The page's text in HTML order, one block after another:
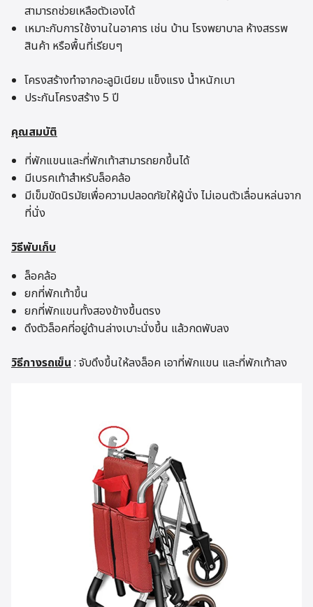
สามารถช่วยเหลือตัวเองได้
เหมาะกับการใช้งานในอาคาร เช่น บ้าน โรงพยาบาล ห้างสรรพ
สินค้า หรือพื้นที่เรียบๆ
โครงสร้างทำจากอะลูมิเนียม แข็งแรง น้ำหนักเบา
ประกันโครงสร้าง 5 ปี
คุณสมบัติ
ที่พักแขนและที่พักเท้าสามารถยกขึ้นได้
มีเบรคเท้าสำหรับล็อคล้อ
มีเข็มขัดนิรมัยเพื่อความปลอดภัยให้ผู้นั่ง ไม่เอนตัวเลื่อนหล่นจาก
ที่นั่ง
วิธีพับเก็บ
ล็อคล้อ
ยกที่พักเท้าขึ้น
ยกที่พักแขนทั้งสองข้างขึ้นตรง
ดึงตัวล็อคที่อยู่ด้านล่างเบาะนั่งขึ้น แล้วกดพับลง
วิธีกางรถเข็น : จับดึงขึ้นให้ลงล็อค เอาที่พักแขน และที่พักเท้าลง